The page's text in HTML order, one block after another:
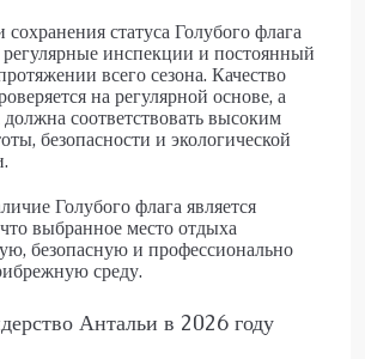
статуса Голубого флага
инспекции и постоянный
всего сезона. Качество
на регулярной основе, а
соответствовать высоким
безопасности и экологической
Голубого флага является
выбранное место отдыха
безопасную и профессионально
среду.
Антальи в 2026 году